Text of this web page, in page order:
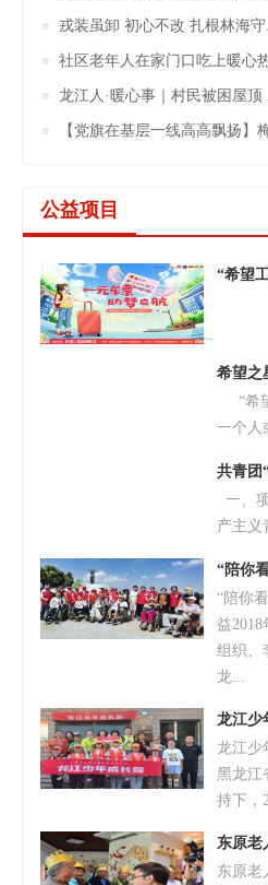
戎装虽卸 初心不改 扎根林海守
社区老年人在家门口吃上暖心
龙江人·暖心事｜村民被困屋顶
【党旗在基层一线高高飘扬】
公益项目
“希望
希望之
“希
一个人
共青团
一、
产主义
“陪你
“陪你
益
组织、
龙...
龙江少
龙江少
黑龙江
持下，
东原老
东原老